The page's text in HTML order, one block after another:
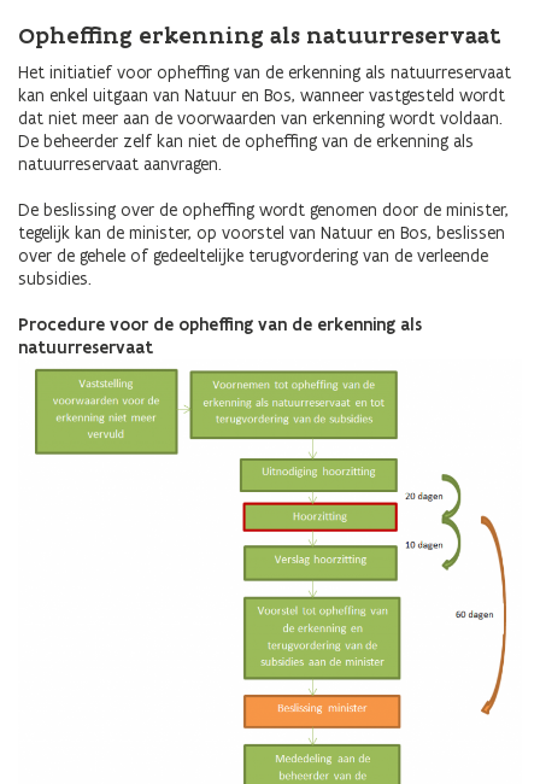
Opheffing erkenning als natuurreservaat
Het initiatief voor opheffing van de erkenning als natuurreservaat
kan enkel uitgaan van Natuur en Bos, wanneer vastgesteld wordt
dat niet meer aan de voorwaarden van erkenning wordt voldaan.
De beheerder zelf kan niet de opheffing van de erkenning als
natuurreservaat aanvragen.
De beslissing over de opheffing wordt genomen door de minister,
tegelijk kan de minister, op voorstel van Natuur en Bos, beslissen
over de gehele of gedeeltelijke terugvordering van de verleende
subsidies.
Procedure voor de opheffing van de erkenning als
natuurreservaat
Afbeelding